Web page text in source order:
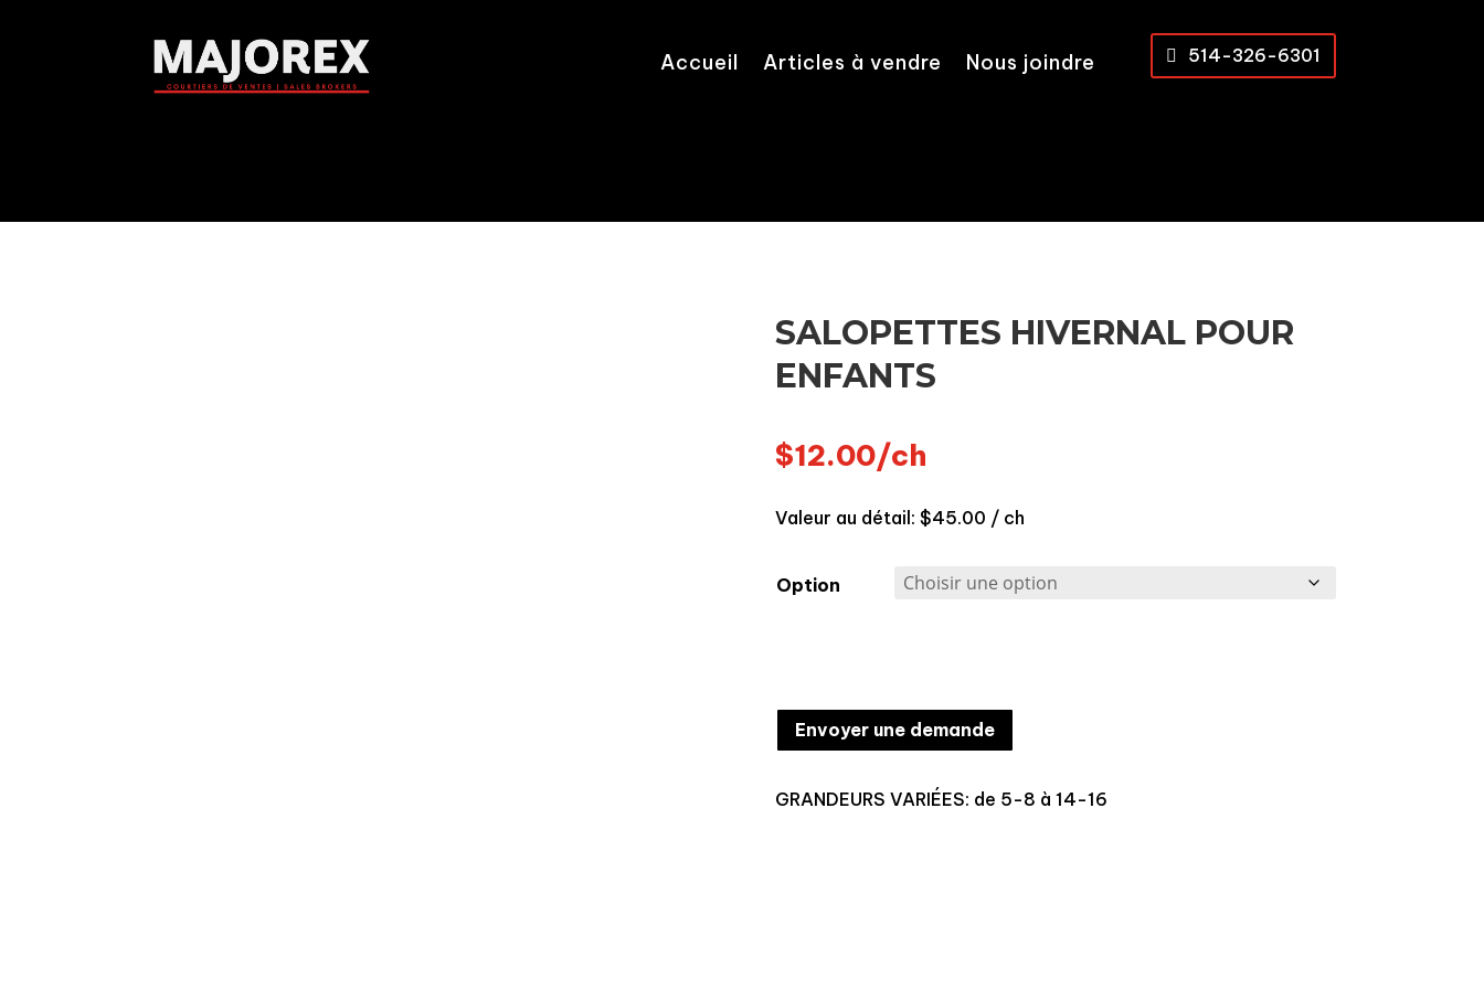
Accueil Articles à vendre Nous joindre 514-326-6301
SALOPETTES HIVERNAL POUR
ENFANTS
$12.00
Valeur au détail: $45.00 / ch
Option
Envoyer une demande
GRANDEURS VARIÉES: de 5-8 à 14-16